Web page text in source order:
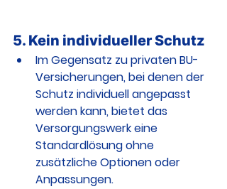
5. Kein individueller Schutz
Im Gegensatz zu privaten BU-
Versicherungen, bei denen der
Schutz individuell angepasst
werden kann, bietet das
Versorgungswerk eine
Standardlösung ohne
zusätzliche Optionen oder
Anpassungen.